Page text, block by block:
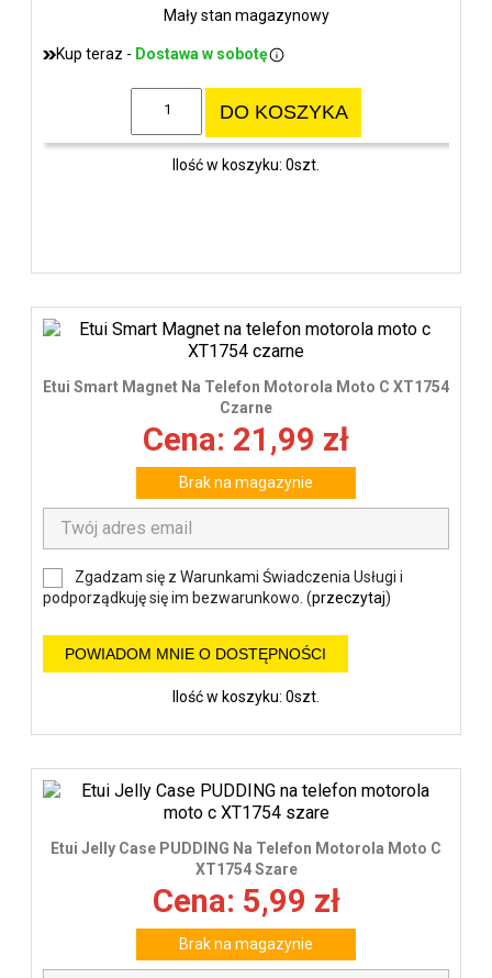
Mały stan magazynowy
Kup teraz - Dostawa w sobotę
DO KOSZYKA
Ilość w koszyku: 0szt.
Etui Smart Magnet Na Telefon Motorola Moto C XT1754
Czarne
Cena: 21,99 zł
Brak na magazynie
Zgadzam się z Warunkami Świadczenia Usługi i
podporządkuję się im bezwarunkowo. (przeczytaj)
POWIADOM MNIE O DOSTĘPNOŚCI
Ilość w koszyku: 0szt.
Etui Jelly Case PUDDING Na Telefon Motorola Moto C
XT1754 Szare
Cena: 5,99 zł
Brak na magazynie